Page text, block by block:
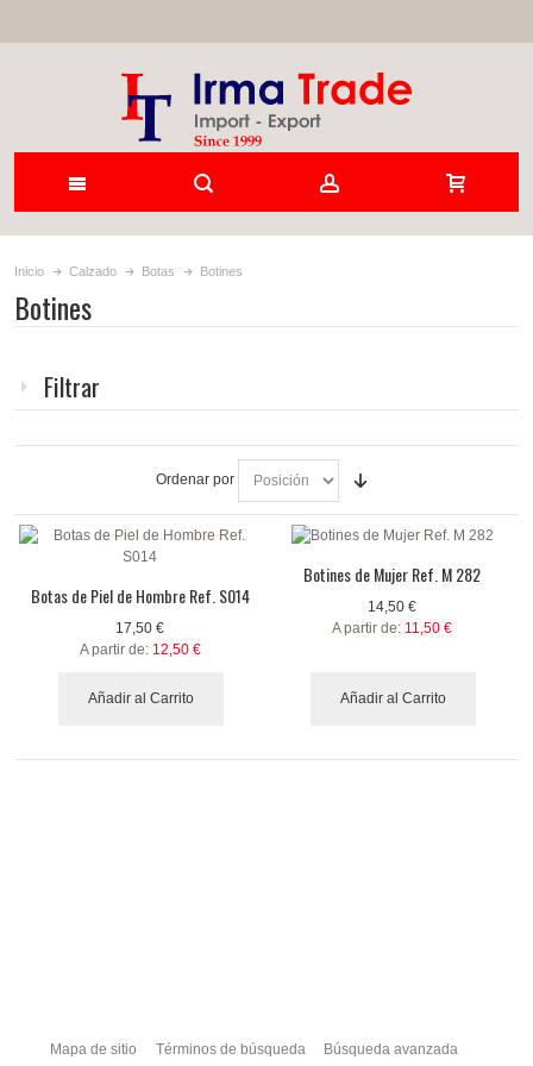
Inicio Calzado Botas Botines
Botines
Filtrar
Ordenar por
Botas de Piel de Hombre Ref. S014
17,50 €
A partir de: 12,50 €
Añadir al Carrito
Botines de Mujer Ref. M 282
14,50 €
A partir de: 11,50 €
Añadir al Carrito
Mapa de sitio Términos de búsqueda Búsqueda avanzada